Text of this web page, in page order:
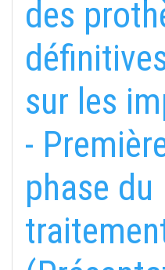
des
sur les
-
phase du